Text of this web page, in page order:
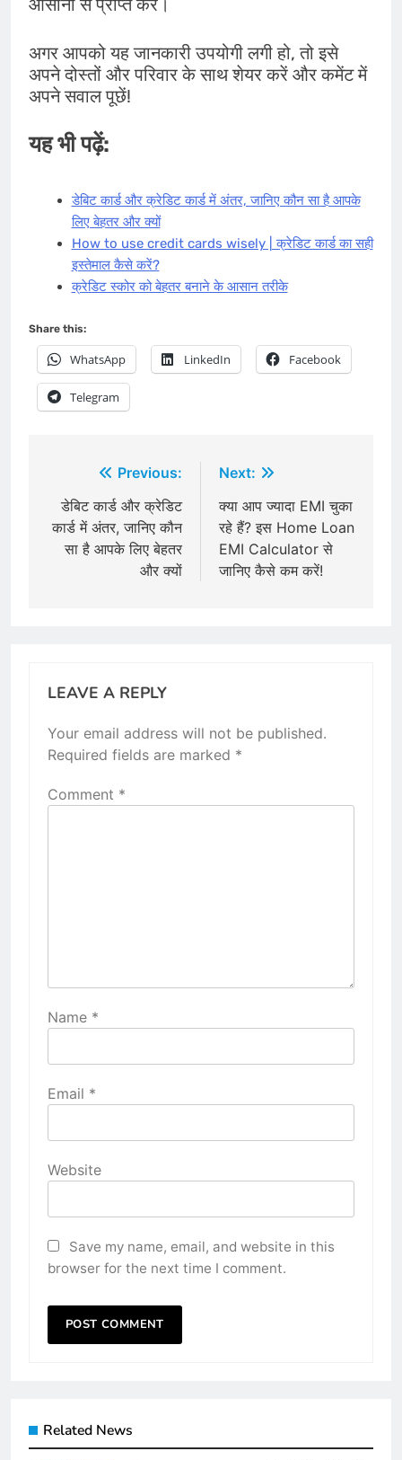
आसानी से प्राप्त करें।
अगर आपको यह जानकारी उपयोगी लगी हो, तो इसे
अपने दोस्तों और परिवार के साथ शेयर करें और कमेंट में
अपने सवाल पूछें!
यह भी पढ़ें:
डेबिट कार्ड और क्रेडिट कार्ड में अंतर, जानिए कौन सा है आपके
लिए बेहतर और क्यों
How to use credit cards wisely | क्रेडिट कार्ड का सही
इस्तेमाल कैसे करें?
क्रेडिट स्कोर को बेहतर बनाने के आसान तरीके
Share this:
WhatsApp LinkedIn Facebook
Telegram
navigation
Previous:
डेबिट कार्ड और क्रेडिट
कार्ड में अंतर, जानिए कौन
सा है आपके लिए बेहतर
और क्यों
Next:
क्या आप ज्यादा EMI चुका
रहे हैं? इस Home Loan
EMI Calculator से
जानिए कैसे कम करें!
LEAVE A REPLY
Your email address will not be published.
Required fields are marked *
Comment *
Name *
Email *
Website
Save my name, email, and website in this
browser for the next time I comment.
Related News